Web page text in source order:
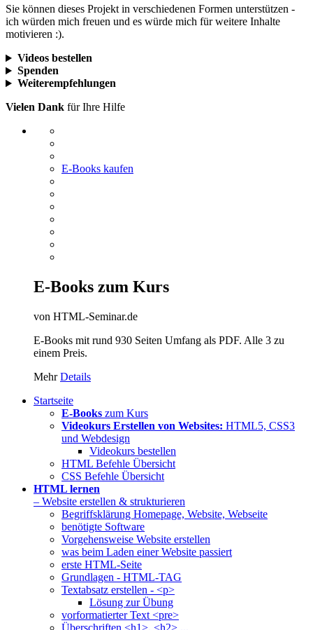
Sie können dieses Projekt in verschiedenen Formen unterstützen -
ich würden mich freuen und es würde mich für weitere Inhalte
motivieren :).
Videos bestellen
Spenden
Weiterempfehlungen
Vielen Dank für Ihre Hilfe
E-Books kaufen
E-Books zum Kurs
von HTML-Seminar.de
E-Books mit rund 930 Seiten Umfang als PDF. Alle 3 zu
einem Preis.
MehrDetails
Startseite
E-Books zum Kurs
Videokurs Erstellen von Websites: HTML5, CSS3
und Webdesign
Videokurs bestellen
HTML Befehle Übersicht
CSS Befehle Übersicht
HTML lernen
– Website erstellen & strukturieren
Begriffsklärung Homepage, Website, Webseite
benötigte Software
Vorgehensweise Website erstellen
was beim Laden einer Website passiert
erste HTML-Seite
Grundlagen - HTML-TAG
Textabsatz erstellen - <p>
Lösung zur Übung
vorformatierter Text <pre>
Überschriften <h1>, <h2> ...